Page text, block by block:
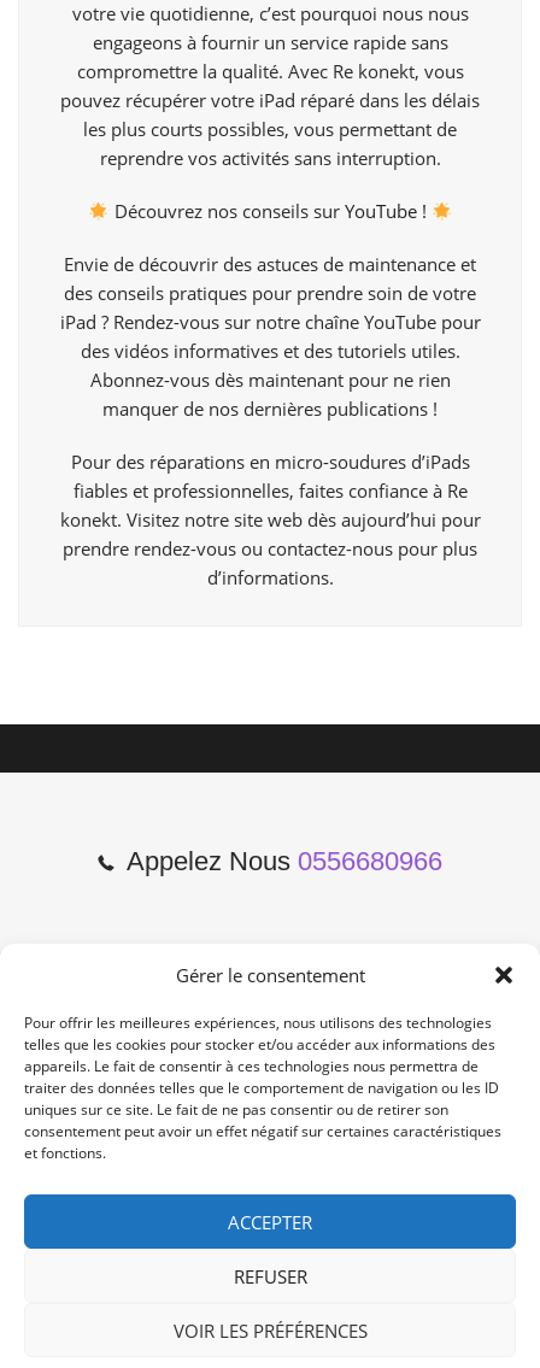
Gérer le consentement
Pour offrir les meilleures expériences, nous utilisons des technologies
telles que les cookies pour stocker et/ou accéder aux informations des
appareils. Le fait de consentir à ces technologies nous permettra de
traiter des données telles que le comportement de navigation ou les ID
uniques sur ce site. Le fait de ne pas consentir ou de retirer son
consentement peut avoir un effet négatif sur certaines caractéristiques
et fonctions.
ACCEPTER
REFUSER
VOIR LES PRÉFÉRENCES
votre vie quotidienne, c’est pourquoi nous nous
engageons à fournir un service rapide sans
compromettre la qualité. Avec Re konekt, vous
pouvez récupérer votre iPad réparé dans les délais
les plus courts possibles, vous permettant de
reprendre vos activités sans interruption.
Découvrez nos conseils surYouTube !
Envie de découvrir des astuces de maintenance et
des conseils pratiques pour prendre soin de votre
iPad ? Rendez-vous sur notre chaîne YouTube pour
des vidéos informatives et des tutoriels utiles.
Abonnez-vous dès maintenant pour ne rien
manquer de nos dernières publications !
Pour des réparations en micro-soudures d’iPads
fiables et professionnelles, faites confiance à Re
konekt. Visitez notre site web dès aujourd’hui pour
prendre rendez-vous ou contactez-nous pour plus
d’informations.
Appelez Nous 0556680966
2 Cours de l'Yser 33800
Bordeaux
Lun-Samedi: 10:00 -19:00
Non Stop
/ /